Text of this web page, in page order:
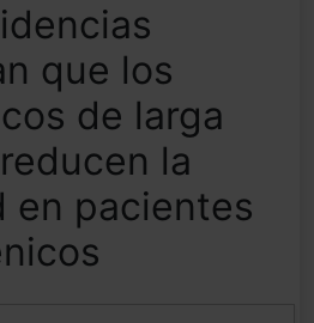
que los
de larga
la
en pacientes